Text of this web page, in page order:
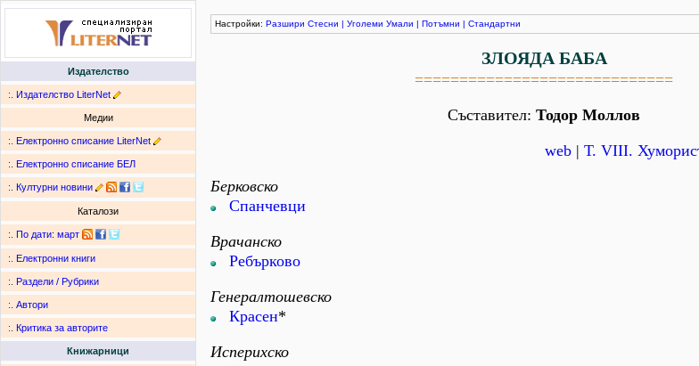
Издателство
:. Издателство LiterNet
Медии
:. Електронно списание LiterNet
:. Електронно списание БЕЛ
:. Културни новини
Каталози
:. По дати: март
:. Електронни книги
:. Раздели / Рубрики
:. Автори
:. Критика за авторите
Книжарници
Настройки: Разшири Стесни | Уголеми Умали | Потъмни | Стандартни
ЗЛОЯДА БАБА
=============================
Съставител: Тодор Моллов
web | Т. VІІІ.
Берковско
Спанчевци
Врачанско
Ребърково
Генералтошевско
Красен*
Исперихско